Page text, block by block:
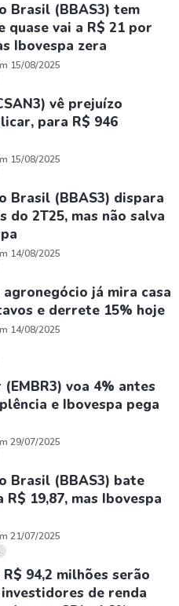
Brasil (BBAS3) tem
quase vai a R$ 21 por
Ibovespa zera
15/08/2025
vê prejuízo
para R$ 946
15/08/2025
Brasil (BBAS3) dispara
do 2T25, mas não salva
14/08/2025
já mira casa
e derrete 15% hoje
14/08/2025
(EMBR3) voa 4% antes
e Ibovespa pega
29/07/2025
Brasil (BBAS3) bate
R$ 19,87, mas Ibovespa
21/07/2025
R$ 94,2 milhões serão
de renda